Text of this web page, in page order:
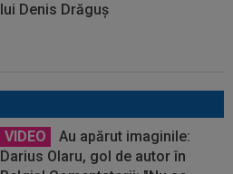
lui Denis Drăguș
VIDEO
Au apărut imaginile:
Darius Olaru, gol de autor în